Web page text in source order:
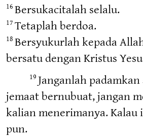
16 Bersukacitalah selalu.
17 Tetaplah berdoa.
18 Bersyukurlah kepada
bersatu dengan Kristus
19 Janganlah
jemaat bernubuat, jangan
kalian menerimanya.
pun.